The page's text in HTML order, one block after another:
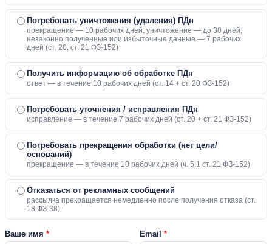
Потребовать уничтожения (удаления) ПДн
прекращение — 10 рабочих дней, уничтожение — до 30 дней;
незаконно полученные или избыточные данные — 7 рабочих
дней (ст. 20, ст. 21 ФЗ-152)
Получить информацию об обработке ПДн
ответ — в течение 10 рабочих дней (ст. 14 + ст. 20 ФЗ-152)
Потребовать уточнения / исправления ПДн
исправление — в течение 7 рабочих дней (ст. 20 + ст. 21 ФЗ-152)
Потребовать прекращения обработки (нет цели/
оснований)
прекращение — в течение 10 рабочих дней (ч. 5.1 ст. 21 ФЗ-152)
Отказаться от рекламных сообщений
рассылка прекращается немедленно после получения отказа (ст.
18 ФЗ-38)
Ваше имя * Email *